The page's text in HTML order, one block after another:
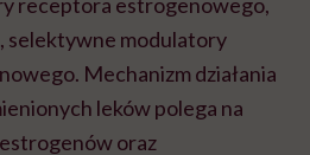
selektywne modulatory
Mechanizm działania
leków polega na
oraz